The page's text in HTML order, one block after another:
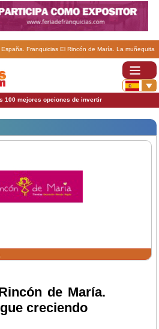
Franquicias El Rincón de María. La muñequita
100 mejores opciones de invertir
de María.
creciendo